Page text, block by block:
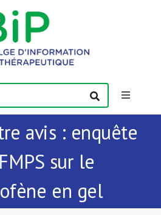
Toggle
avis : enquête
sur le
en gel